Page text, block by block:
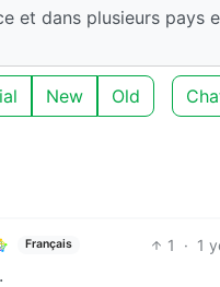
et dans plusieurs
New Old
Français 1 · 1